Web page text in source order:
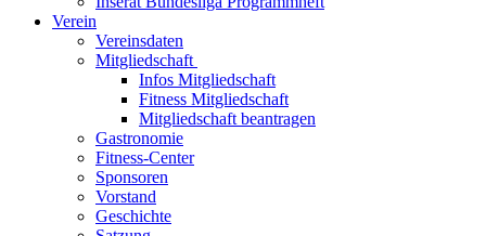
Verein
Vereinsdaten
Mitgliedschaft
Infos Mitgliedschaft
Fitness Mitgliedschaft
Mitgliedschaft beantragen
Gastronomie
Fitness-Center
Sponsoren
Vorstand
Geschichte